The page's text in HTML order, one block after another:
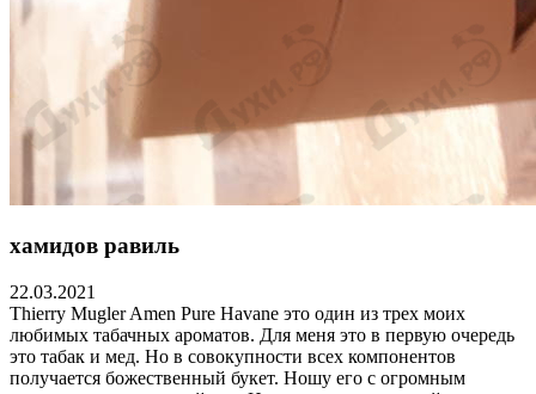
хамидов равиль
22.03.2021
Thierry Mugler Amen Pure Havane это один из трех моих
любимых табачных ароматов. Для меня это в первую очередь
это табак и мед. Но в совокупности всех компонентов
получается божественный букет. Ношу его с огромным